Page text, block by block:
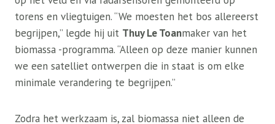
torens en vliegtuigen. “We moesten het bos allereerst
begrijpen,” legde hij uit Thuy Le Toanmaker van het
biomassa -programma. “Alleen op deze manier kunnen
we een satelliet ontwerpen die in staat is om elke
minimale verandering te begrijpen.”
Zodra het werkzaam is, zal biomassa niet alleen de